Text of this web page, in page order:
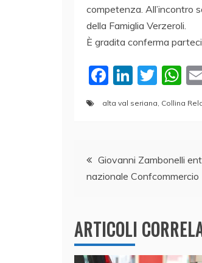
competenza. All’incontro
della Famiglia Verzeroli.
È gradita conferma
F
a
b
o
Li
n
dI
n
T
w
itt
W
h
A
p
alta val seriana, Collina
Navigazione
articoli
Giovanni Zambonelli
nazionale Confcommercio
ARTICOLI